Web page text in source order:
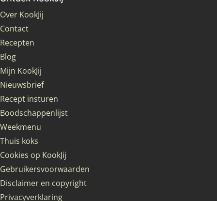
Over KookJij
Contact
Recepten
Blog
Mijn KookJij
Nieuwsbrief
Recept insturen
Boodschappenlijst
Weekmenu
Thuis koks
Cookies op KookJij
Gebruikersvoorwaarden
Disclaimer en copyright
Privacyverklaring